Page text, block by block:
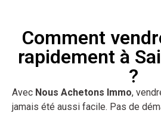
Comment
rapidement à
?
Avec Nous Achetons Immo,
jamais été aussi facile. Pas de